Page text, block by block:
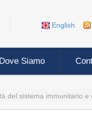
English
Dove Siamo
del sistema immunitario e